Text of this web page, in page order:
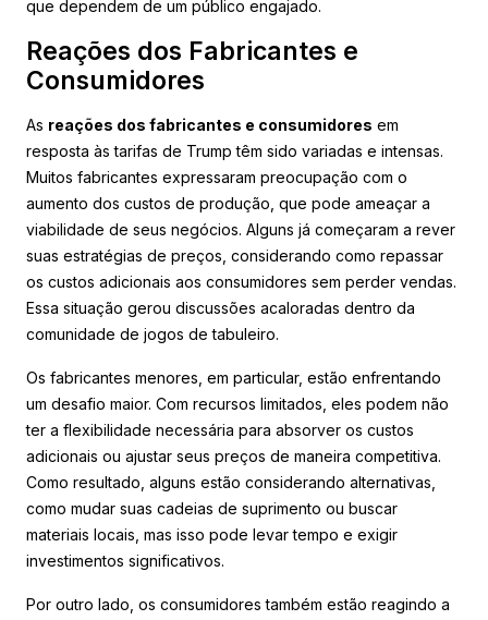
que dependem de um público engajado.
Reações dos Fabricantes e
Consumidores
As reações dos fabricantes e consumidores em
resposta às tarifas de Trump têm sido variadas e intensas.
Muitos fabricantes expressaram preocupação com o
aumento dos custos de produção, que pode ameaçar a
viabilidade de seus negócios. Alguns já começaram a rever
suas estratégias de preços, considerando como repassar
os custos adicionais aos consumidores sem perder vendas.
Essa situação gerou discussões acaloradas dentro da
comunidade de jogos de tabuleiro.
Os fabricantes menores, em particular, estão enfrentando
um desafio maior. Com recursos limitados, eles podem não
ter a flexibilidade necessária para absorver os custos
adicionais ou ajustar seus preços de maneira competitiva.
Como resultado, alguns estão considerando alternativas,
como mudar suas cadeias de suprimento ou buscar
materiais locais, mas isso pode levar tempo e exigir
investimentos significativos.
Por outro lado, os consumidores também estão reagindo a